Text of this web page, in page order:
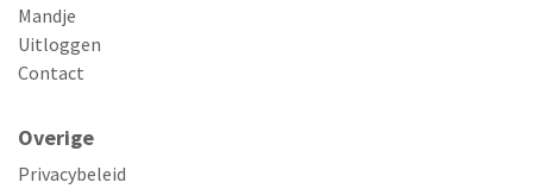
Mandje
Uitloggen
Contact
Overige
Privacybeleid